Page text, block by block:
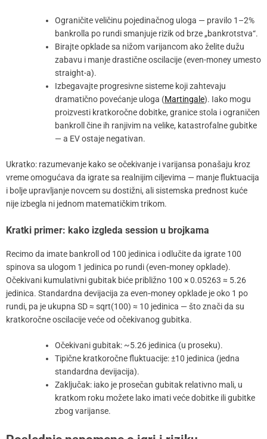
Ograničite veličinu pojedinačnog uloga — pravilo 1–2%
bankrolla po rundi smanjuje rizik od brze „bankrotstva“.
Birajte opklade sa nižom varijancom ako želite dužu
zabavu i manje drastične oscilacije (even-money umesto
straight-a).
Izbegavajte progresivne sisteme koji zahtevaju
dramatično povećanje uloga (Martingale). Iako mogu
proizvesti kratkoročne dobitke, granice stola i ograničen
bankroll čine ih ranjivim na velike, katastrofalne gubitke
— a EV ostaje negativan.
Ukratko: razumevanje kako se očekivanje i varijansa ponašaju kroz
vreme omogućava da igrate sa realnijim ciljevima — manje fluktuacija
i bolje upravljanje novcem su dostižni, ali sistemska prednost kuće
nije izbegla ni jednom matematičkim trikom.
Kratki primer: kako izgleda session u brojkama
Recimo da imate bankroll od 100 jedinica i odlučite da igrate 100
spinova sa ulogom 1 jedinica po rundi (even‑money opklade).
Očekivani kumulativni gubitak biće približno 100 × 0.05263 ≈ 5.26
jedinica. Standardna devijacija za even‑money opklade je oko 1 po
rundi, pa je ukupna SD ≈ sqrt(100) ≈ 10 jedinica — što znači da su
kratkoročne oscilacije veće od očekivanog gubitka.
Očekivani gubitak: ~5.26 jedinica (u proseku).
Tipične kratkoročne fluktuacije: ±10 jedinica (jedna
standardna devijacija).
Zaključak: iako je prosečan gubitak relativno mali, u
kratkom roku možete lako imati veće dobitke ili gubitke
zbog varijanse.